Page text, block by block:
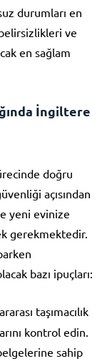
durumları en
belirsizlikleri ve
en sağlam
İngiltere
doğru
açısından
yeni evinize
gerekmektedir.
bazı ipuçları:
taşımacılık
kontrol edin.
sahip